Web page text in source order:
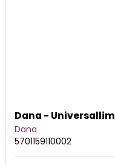
Dana - Universallim
Dana
5701159110002